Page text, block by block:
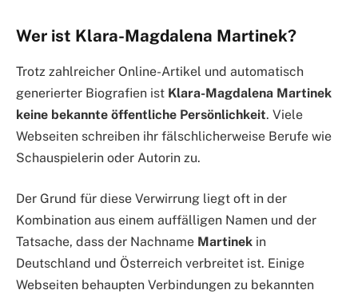
Wer ist Klara-Magdalena Martinek?
Trotz zahlreicher Online-Artikel und automatisch
generierter Biografien ist Klara-Magdalena Martinek
keine bekannte öffentliche Persönlichkeit. Viele
Webseiten schreiben ihr fälschlicherweise Berufe wie
Schauspielerin oder Autorin zu.
Der Grund für diese Verwirrung liegt oft in der
Kombination aus einem auffälligen Namen und der
Tatsache, dass der Nachname Martinek in
Deutschland und Österreich verbreitet ist. Einige
Webseiten behaupten Verbindungen zu bekannten